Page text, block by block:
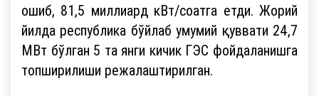
ошиб, 81,5 миллиард кВт/соатга етди. Жорий
йилда республика бўйлаб умумий қуввати 24,7
МВт бўлган 5 та янги кичик ГЭС фойдаланишга
топширилиши режалаштирилган.